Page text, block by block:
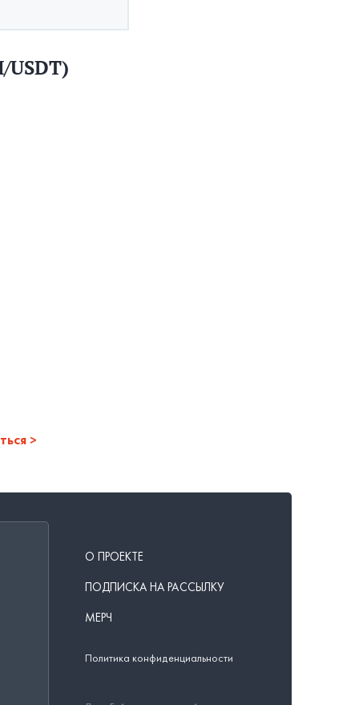
USDT)
О ПРОЕКТЕ
ПОДПИСКА НА РАССЫЛКУ
МЕРЧ
Политика конфиденциальности